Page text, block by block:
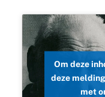
Om deze
deze
met